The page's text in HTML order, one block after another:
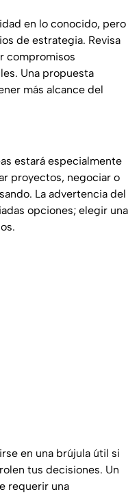
en lo conocido, pero
de estrategia. Revisa
compromisos
Una propuesta
más alcance del
estará especialmente
proyectos, negociar o
La advertencia del
opciones; elegir una
en una brújula útil si
tus decisiones. Un
requerir una